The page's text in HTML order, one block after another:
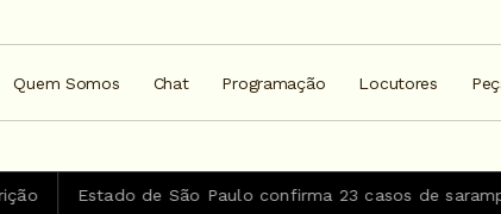
Quem Somos Chat Programação Locutores
Estado de São Paulo confirma 23 casos de sarampo; 16